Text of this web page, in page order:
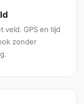
veld. GPS en tijd
zonder